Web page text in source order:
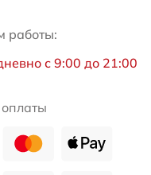
работы:
с 9:00 до 21:00